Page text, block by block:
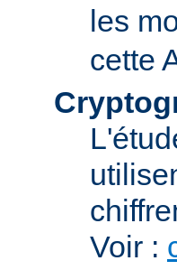
les
cette
Voir :